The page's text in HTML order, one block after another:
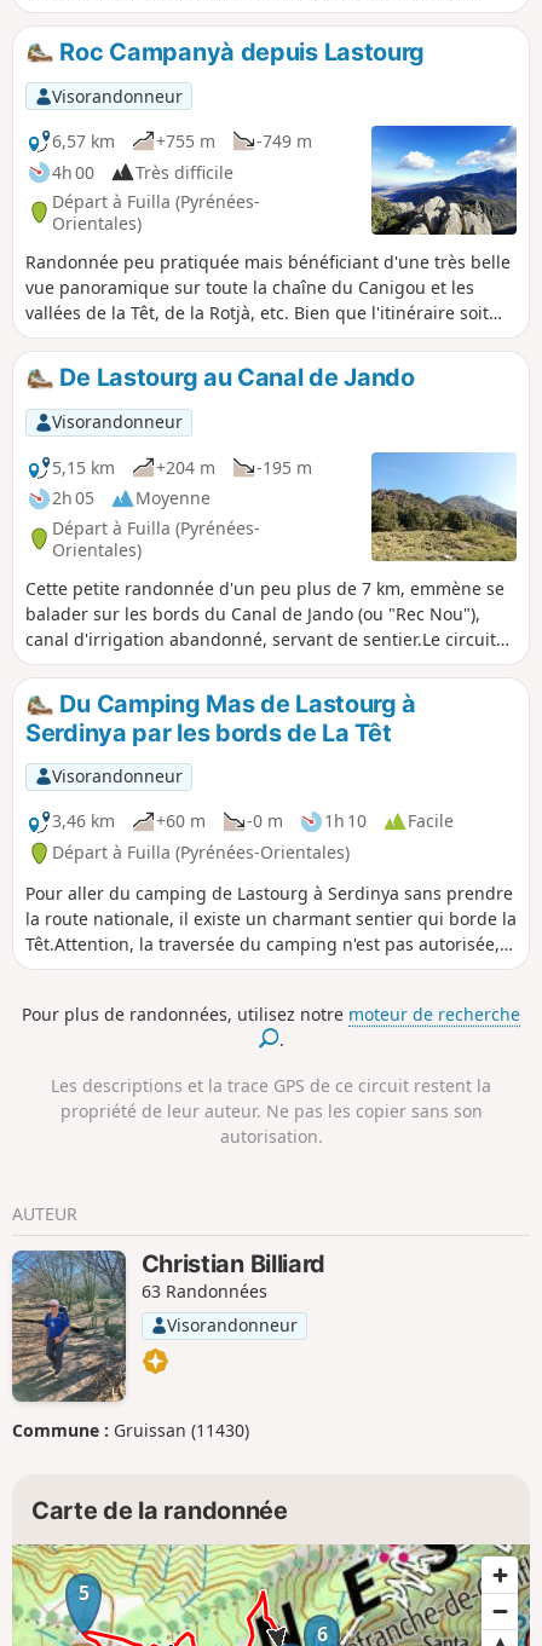
circuit alternatif le long de la Têt !Attention, cette
randonnée qui emprunte un itinéraire partiellement sur le
terrain d'ERDF (non clôturé), se fait à vos risques et périls !
Roc Campanyà depuis Lastourg
Visorandonneur
6,57 km
+755 m
-749 m
4h 00
Très difficile
Départ à Fuilla (Pyrénées-
Orientales)
Randonnée peu pratiquée mais bénéficiant d'une très belle
vue panoramique sur toute la chaîne du Canigou et les
vallées de la Têt, de la Rotjà, etc. Bien que l'itinéraire soit
cairné et débroussaillé en ce début 2024, le GPS est
indispensable car le sentier n'est pas toujours évident. Par
ailleurs, quelques passages en pierrier sont assez pénibles.
De Lastourg au Canal de Jando
Visorandonneur
5,15 km
+204 m
-195 m
2h 05
Moyenne
Départ à Fuilla (Pyrénées-
Orientales)
Cette petite randonnée d'un peu plus de 7 km, emmène se
balader sur les bords du Canal de Jando (ou "Rec Nou"),
canal d'irrigation abandonné, servant de sentier.Le circuit
non balisé se situe sur le côté sud de la vallée de la Têt et
permet une randonnée ensoleillée de 2h30 en marchant,
1h30 en courant sur les portions adaptées, à proximité du
camping, permettant aux randonneurs, une alternative aux
randonnées lointaines, obligeant à prendre son véhicule.
Du Camping Mas de Lastourg à
Serdinya par les bords de La Têt
Visorandonneur
3,46 km
+60 m -0 m 1h 10
Facile
Départ à Fuilla (Pyrénées-Orientales)
Pour aller du camping de Lastourg à Serdinya sans prendre
la route nationale, il existe un charmant sentier qui borde la
Têt.Attention, la traversée du camping n'est pas autorisée,
propriété privée !
Pour plus de randonnées, utilisez notre moteur de recherche
.
Les descriptions et la trace GPS de ce circuit restent la
propriété de leur auteur. Ne pas les copier sans son
autorisation.
AUTEUR
Christian Billiard
63 Randonnées
Visorandonneur
Commune : Gruissan (11430)
Carte de la randonnée
5
6